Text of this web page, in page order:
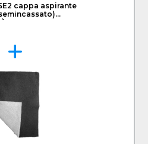
cappa aspirante
D